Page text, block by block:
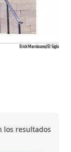
Erick Marciscano/ El Siglo
los resultados